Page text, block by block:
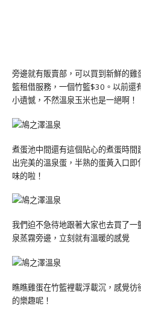
旁邊就有販賣部，可以買到新鮮的
籃租借服務，一個竹籃$30。以前還
小遺憾，不然溫泉玉米也是一絕啊！
煮蛋池中間還有這個貼心的煮蛋時
出完美的溫泉蛋，半熟的蛋黃入口
味的啦！
我們迫不急待地跟著大家也去買了
泉蒸霧旁邊，立刻就有溫暖的感覺
瞧瞧雞蛋在竹籃裡載浮載沉，感覺
的樂趣呢！